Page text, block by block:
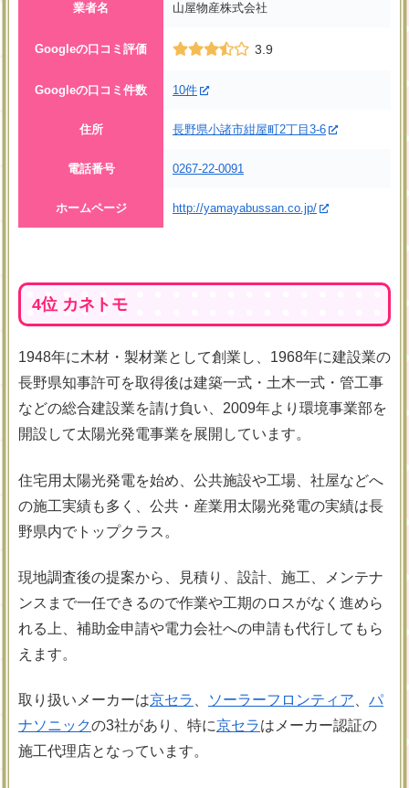
業者名 山屋物産株式会社
Googleの口コミ評価 3.9
Googleの口コミ件数 10件
住所 長野県小諸市紺屋町2丁目3-6
電話番号 0267-22-0091
ホームページ http://yamayabussan.co.jp/
4位 カネトモ
1948年に木材・製材業として創業し、1968年に建設業の
長野県知事許可を取得後は建築一式・土木一式・管工事
などの総合建設業を請け負い、2009年より環境事業部を
開設して太陽光発電事業を展開しています。
住宅用太陽光発電を始め、公共施設や工場、社屋などへ
の施工実績も多く、公共・産業用太陽光発電の実績は長
野県内でトップクラス。
現地調査後の提案から、見積り、設計、施工、メンテナ
ンスまで一任できるので作業や工期のロスがなく進めら
れる上、補助金申請や電力会社への申請も代行してもら
えます。
取り扱いメーカーは京セラ ソーラーフロンティア
パ
ナソニックの3社があり、特に京セラはメーカー認証の
施工代理店となっています。